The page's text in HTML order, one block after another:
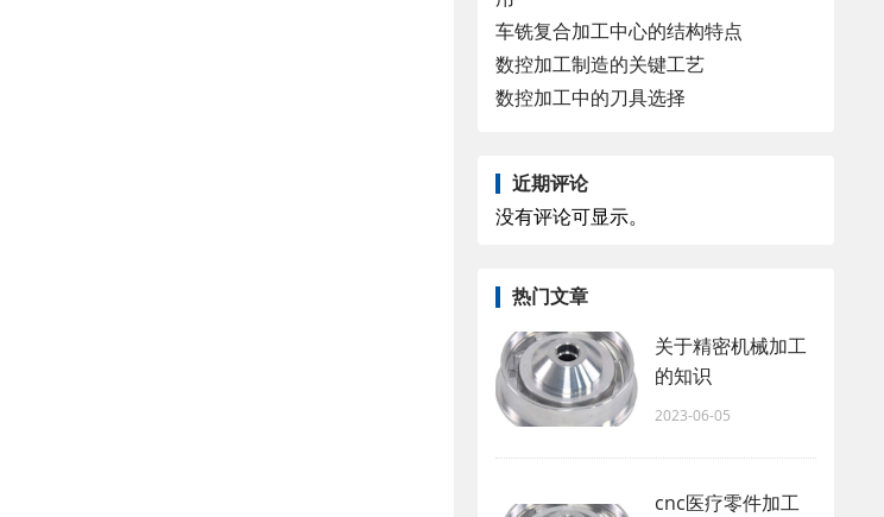
车铣复合加工中心的结构特点
数控加工制造的关键工艺
数控加工中的刀具选择
近期评论
没有评论可显示。
热门文章
关于精密机械加工
的知识
2023-06-05
cnc医疗零件加工